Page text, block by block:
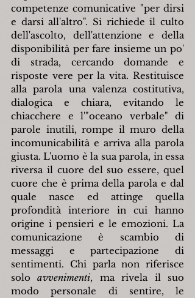
competenze comunicative "per dirsi
e darsi all'altro". Si richiede il culto
dell'ascolto, dell'attenzione e della
disponibilità per fare insieme un po'
di strada, cercando domande e
risposte vere per la vita. Restituisce
alla parola una valenza costitutiva,
dialogica e chiara, evitando le
chiacchere e l'"oceano verbale" di
parole inutili, rompe il muro della
incomunicabilità e arriva alla parola
giusta. L'uomo è la sua parola, in essa
riversa il cuore del suo essere, quel
cuore che è prima della parola e dal
quale nasce ed attinge quella
profondità interiore in cui hanno
origine i pensieri e le emozioni. La
comunicazione è scambio di
messaggi e partecipazione di
sentimenti. Chi parla non riferisce
solo avvenimenti, ma rivela il suo
modo personale di sentire, le